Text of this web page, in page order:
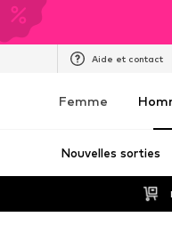
Aide et contact
Femme
Nouvelles sorties